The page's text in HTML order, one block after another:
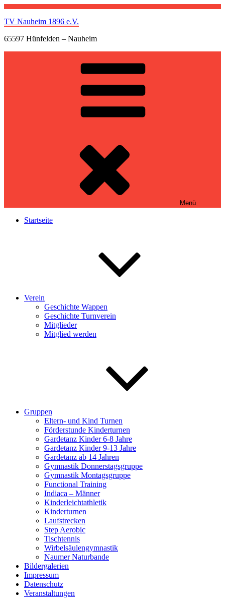
Zum
Inhalt
springen
TV Nauheim 1896 e.V.
65597 Hünfelden – Nauheim
Menü
Startseite
Verein
Geschichte Wappen
Geschichte Turnverein
Mitglieder
Mitglied werden
Gruppen
Eltern- und Kind Turnen
Förderstunde Kinderturnen
Gardetanz Kinder 6-8 Jahre
Gardetanz Kinder 9-13 Jahre
Gardetanz ab 14 Jahren
Gymnastik Donnerstagsgruppe
Gymnastik Montagsgruppe
Functional Training
Indiaca – Männer
Kinderleichtathletik
Kinderturnen
Laufstrecken
Step Aerobic
Tischtennis
Wirbelsäulengymnastik
Naumer Naturbande
Bildergalerien
Impressum
Datenschutz
Veranstaltungen